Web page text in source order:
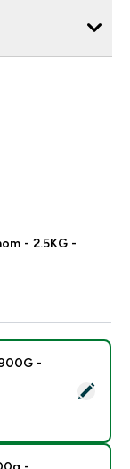
- 2.5KG -
Proteín - 900G
-
-